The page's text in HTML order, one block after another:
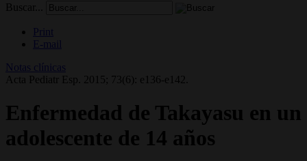
Buscar...
Print
E-mail
Notas clínicas
Acta Pediatr Esp. 2015; 73(6): e136-e142.
Enfermedad de Takayasu en un
adolescente de 14 años